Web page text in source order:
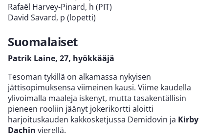
Rafaël Harvey-Pinard, h (PIT)
David Savard, p (lopetti)
Suomalaiset
Patrik Laine, 27, hyökkääjä
Tesoman tykillä on alkamassa nykyisen
jättisopimuksensa viimeinen kausi. Viime kaudella
ylivoimalla maaleja iskenyt, mutta tasakentällisin
pieneen rooliin jäänyt jokerikortti aloitti
harjoituskauden kakkosketjussa Demidovin ja Kirby
Dachin vierellä.